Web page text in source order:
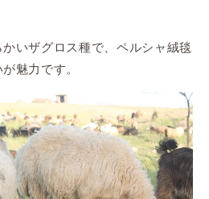
いザグロス種で、ペルシャ絨毯
魅力です。